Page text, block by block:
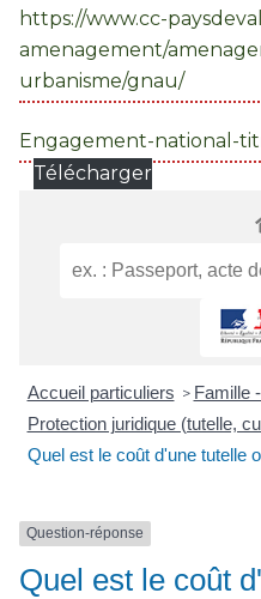
https://www.cc-
amenagement/
urbanisme/gnau/
Engagement-national-
Télécharger
Accueil particuliers > Famille
Protection juridique (tutelle,
Quel est le coût d'une tutelle
Question-réponse
Quel est le coût